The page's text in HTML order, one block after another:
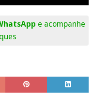
e acompanhe